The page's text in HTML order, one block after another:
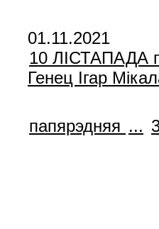
01.11.2021
10 ЛIСТАПАДА
Генец Ігар
папярэдняя ...